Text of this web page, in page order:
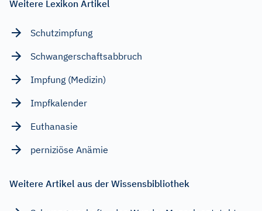
Weitere Lexikon Artikel
Schutzimpfung
Schwangerschaftsabbruch
Impfung (Medizin)
Impfkalender
Euthanasie
perniziöse Anämie
Weitere Artikel aus der Wissensbibliothek